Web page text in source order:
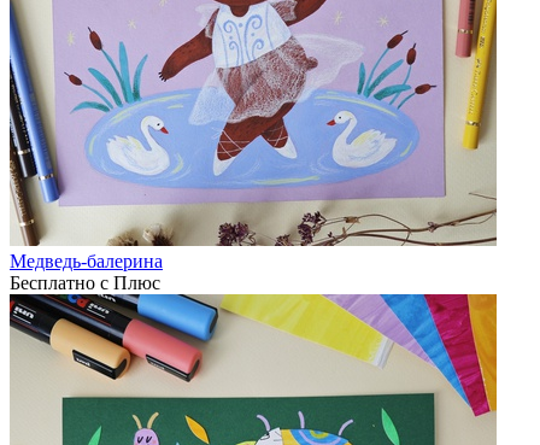
Медведь-балерина
Бесплатно с Плюс